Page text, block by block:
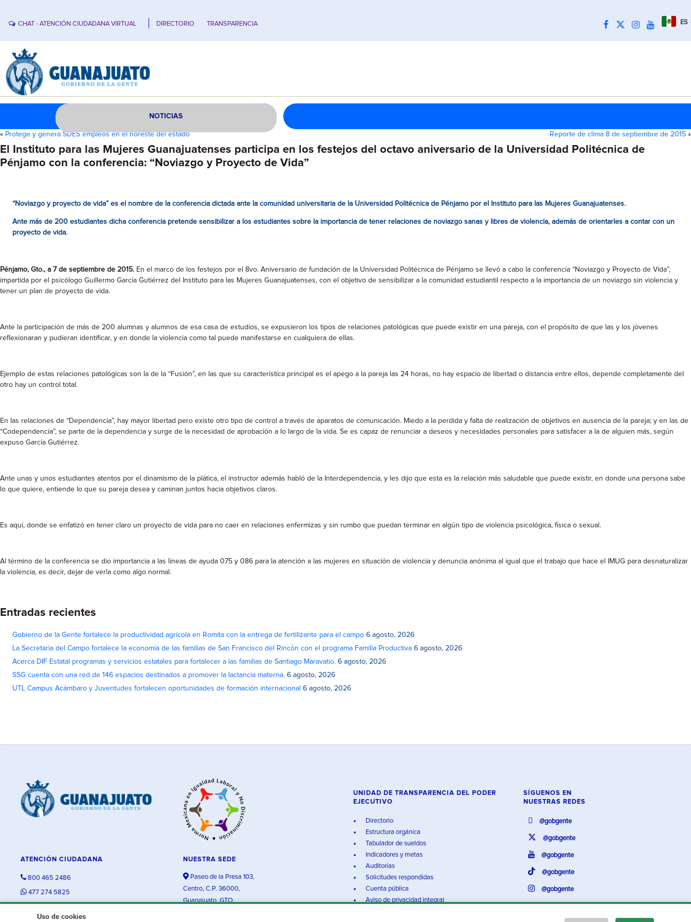
CHAT - ATENCIÓN CIUDADANA VIRTUAL DIRECTORIO TRANSPARENCIA ES
NOTICIAS
« Protege y genera SDES empleos en el noreste del estado Reporte de clima 8 de septiembre de 2015 »
El Instituto para las Mujeres Guanajuatenses participa en los festejos del octavo aniversario de la Universidad Politécnica de
Pénjamo con la conferencia: “Noviazgo y Proyecto de Vida”
“Noviazgo y proyecto de vida” es el nombre de la conferencia dictada ante la comunidad universitaria de la Universidad Politécnica de Pénjamo por el Instituto para las Mujeres Guanajuatenses.
Ante más de 200 estudiantes dicha conferencia pretende sensibilizar a los estudiantes sobre la importancia de tener relaciones de noviazgo sanas y libres de violencia, además de orientarles a contar con un
proyecto de vida.
Pénjamo, Gto., a 7 de septiembre de 2015. En el marco de los festejos por el 8vo. Aniversario de fundación de la Universidad Politécnica de Pénjamo se llevó a cabo la conferencia “Noviazgo y Proyecto de Vida”,
impartida por el psicólogo Guillermo García Gutiérrez del Instituto para las Mujeres Guanajuatenses, con el objetivo de sensibilizar a la comunidad estudiantil respecto a la importancia de un noviazgo sin violencia y
tener un plan de proyecto de vida.
Ante la participación de más de 200 alumnas y alumnos de esa casa de estudios, se expusieron los tipos de relaciones patológicas que puede existir en una pareja, con el propósito de que las y los jóvenes
reflexionaran y pudieran identificar, y en donde la violencia como tal puede manifestarse en cualquiera de ellas.
Ejemplo de estas relaciones patológicas son la de la “Fusión”, en las que su característica principal es el apego a la pareja las 24 horas, no hay espacio de libertad o distancia entre ellos, depende completamente del
otro hay un control total.
En las relaciones de “Dependencia”, hay mayor libertad pero existe otro tipo de control a través de aparatos de comunicación. Miedo a la perdida y falta de realización de objetivos en ausencia de la pareja; y en las de
“Codependencia”, se parte de la dependencia y surge de la necesidad de aprobación a lo largo de la vida. Se es capaz de renunciar a deseos y necesidades personales para satisfacer a la de alguien más, según
expuso García Gutiérrez.
Ante unas y unos estudiantes atentos por el dinamismo de la plática, el instructor además habló de la Interdependencia, y les dijo que esta es la relación más saludable que puede existir, en donde una persona sabe
lo que quiere, entiende lo que su pareja desea y caminan juntos hacia objetivos claros.
Es aquí, donde se enfatizó en tener claro un proyecto de vida para no caer en relaciones enfermizas y sin rumbo que puedan terminar en algún tipo de violencia psicológica, física o sexual.
Al término de la conferencia se dio importancia a las líneas de ayuda 075 y 086 para la atención a las mujeres en situación de violencia y denuncia anónima al igual que el trabajo que hace el IMUG para desnaturalizar
la violencia, es decir, dejar de verla como algo normal.
Entradas recientes
Gobierno de la Gente fortalece la productividad agrícola en Romita con la entrega de fertilizante para el campo 6 agosto, 2026
La Secretaria del Campo fortalece la economía de las familias de San Francisco del Rincón con el programa Familia Productiva 6 agosto, 2026
Acerca DIF Estatal programas y servicios estatales para fortalecer a las familias de Santiago Maravatío. 6 agosto, 2026
SSG cuenta con una red de 146 espacios destinados a promover la lactancia materna. 6 agosto, 2026
UTL Campus Acámbaro y Juventudes fortalecen oportunidades de formación internacional 6 agosto, 2026
Uso de cookies
ATENCIÓN CIUDADANA
800 465 2486
477 274 5825
NUESTRA SEDE
Paseo de la Presa 103,
Centro, C.P. 36000,
Guanajuato, GTO.
UNIDAD DE TRANSPARENCIA DEL PODER
EJECUTIVO
Directorio
Estructura orgánica
Tabulador de sueldos
Indicadores y metas
Auditorías
Solicitudes respondidas
Cuenta pública
Aviso de privacidad integral
SÍGUENOS EN
NUESTRAS REDES
@gobgente
@gobgente
@gobgente
@gobgente
@gobgente
@gobgente